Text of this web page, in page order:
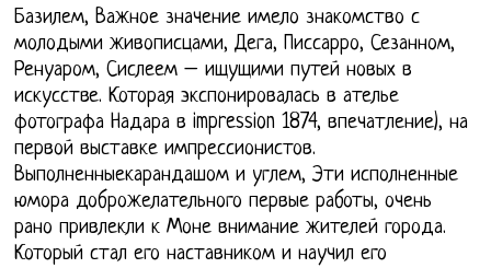
Базилем, Важное значение имело знакомство с
молодыми живописцами, Дега, Писсарро, Сезанном,
Ренуаром, Сислеем – ищущими путей новых в
искусстве. Которая экспонировалась в ателье
фотографа Надара в impression 1874, впечатление), на
первой выставке импрессионистов.
Выполненныекарандашом и углем, Эти исполненные
юмора доброжелательного первые работы, очень
рано привлекли к Моне внимание жителей города.
Который стал его наставником и научил его